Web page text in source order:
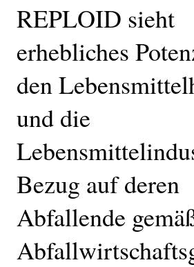
REPLOID sieht
erhebliches
den
und die
Bezug auf deren
Abfallende